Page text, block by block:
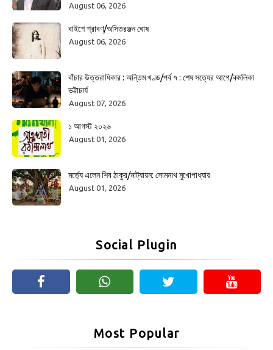
August 06, 2026
বাইশে শ্রাবণ/অসিতরঞ্জন ঘোষ
August 06, 2026
বাঁচার উত্তরাধিকার : অন্তিম খণ্ড/পর্ব ৭ : শেষ সত্যের আগে/কমলিকা
ভট্টাচার্য
August 07, 2026
১ আগস্ট ২০২৬
August 01, 2026
মর্ত্যে এলেন শিব ঠাকুর/নাট্যায়ন: সোমনাথ মুখোপাধ্যায়
August 01, 2026
Social Plugin
Most Popular